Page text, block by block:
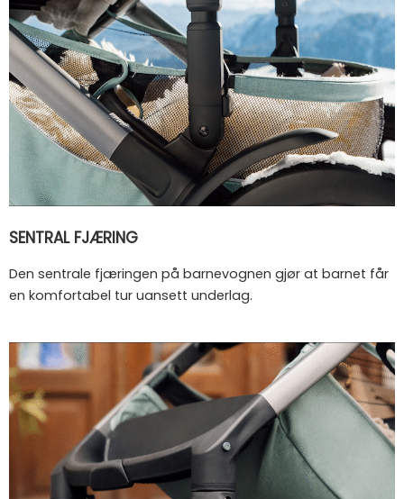
SENTRAL FJÆRING
Den sentrale fjæringen på barnevognen gjør at barnet får
en komfortabel tur uansett underlag.